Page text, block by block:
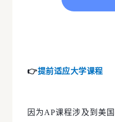
👉提前适应大学课程
因为AP课程涉及到美